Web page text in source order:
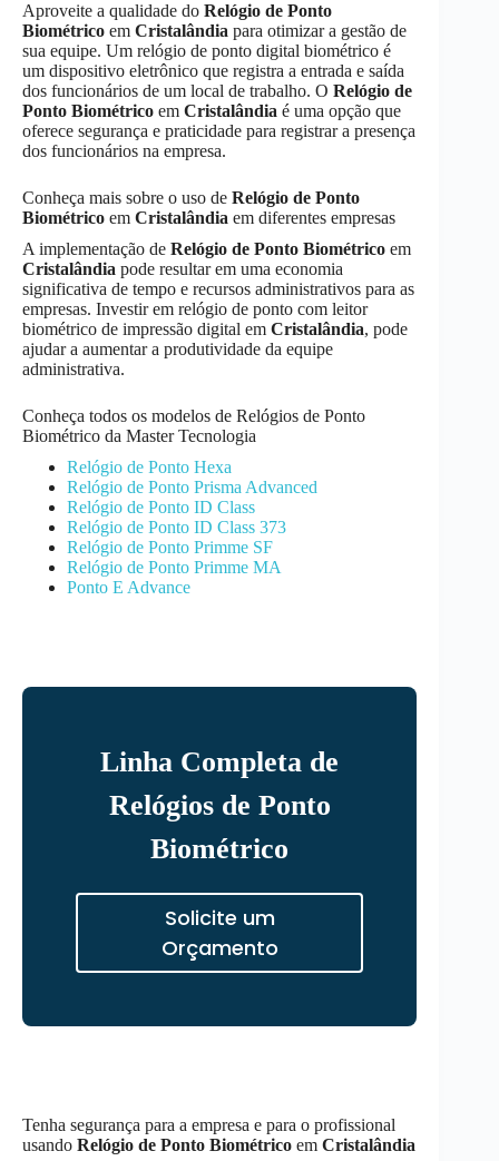
Aproveite a qualidade do Relógio de Ponto
Biométrico em Cristalândia para otimizar a gestão de
sua equipe. Um relógio de ponto digital biométrico é
um dispositivo eletrônico que registra a entrada e saída
dos funcionários de um local de trabalho. O Relógio de
Ponto Biométrico em Cristalândia é uma opção que
oferece segurança e praticidade para registrar a presença
dos funcionários na empresa.
Conheça mais sobre o uso de Relógio de Ponto
Biométrico em Cristalândia em diferentes empresas
A implementação de Relógio de Ponto Biométrico em
Cristalândia pode resultar em uma economia
significativa de tempo e recursos administrativos para as
empresas. Investir em relógio de ponto com leitor
biométrico de impressão digital em Cristalândia, pode
ajudar a aumentar a produtividade da equipe
administrativa.
Conheça todos os modelos de Relógios de Ponto
Biométrico da Master Tecnologia
Relógio de Ponto Hexa
Relógio de Ponto Prisma Advanced
Relógio de Ponto ID Class
Relógio de Ponto ID Class 373
Relógio de Ponto Primme SF
Relógio de Ponto Primme MA
Ponto E Advance
Linha Completa de
Relógios de Ponto
Biométrico
Solicite um
Orçamento
Tenha segurança para a empresa e para o profissional
usando Relógio de Ponto Biométrico em Cristalândia